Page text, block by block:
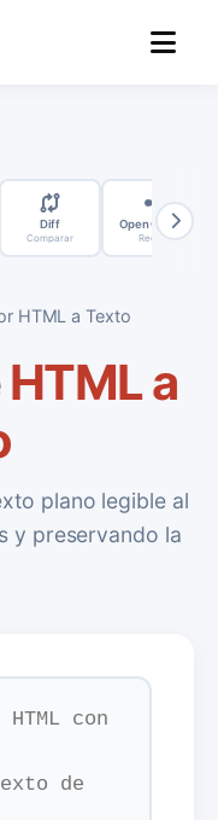
MENU
Diff
Comparar
Open Graph
Redes
HTML a Texto
HTML a
plano legible al
y preservando la